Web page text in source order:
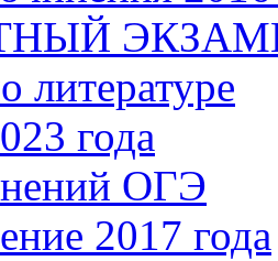
литературе
года
ОГЭ
2017 года